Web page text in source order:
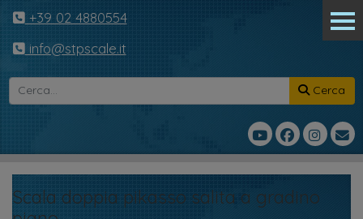
+39 02 4880554
info@stpscale.it
Cerca
Scala doppia pikasso salita a gradino